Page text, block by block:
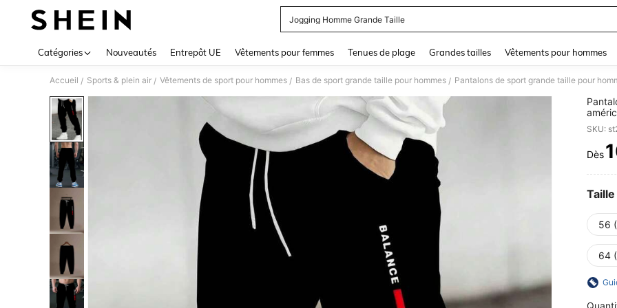
Jogging Homme Grande Taille
Catégories Nouveautés Entrepôt UE Vêtements pour femmes Tenues de plage Grandes tailles Vêtements pour hommes
Accueil / Sports & plein air / Vêtements de sport pour hommes / Bas de sport grande taille pour hommes / Pantalons de sport grande taille pour
de
SKU:
Dès
Taille
56
64